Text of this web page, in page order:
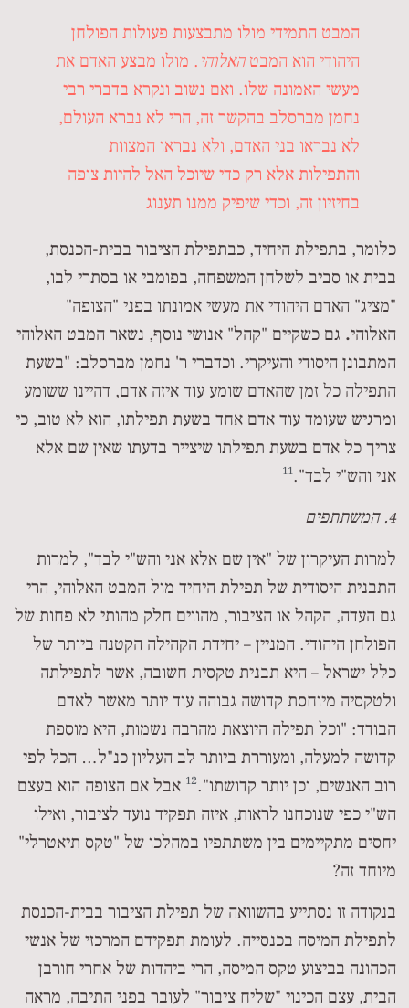
המבט התמידי מולו מתבצעות פעולות הפולחן
היהודי הוא המבטהאלוהי. מולו מבצע האדם את
מעשי האמונה שלו. ואם נשוב ונקרא בדברי רבי
נחמן מברסלב בהקשר זה, הרי לא נברא העולם,
לא נבראו בני האדם, ולא נבראו המצוות
והתפילות אלא רק כדי שיוכל האל להיות צופה
בחיזיון זה, וכדי שיפיק ממנו תענוג
כלומר, בתפילת היחיד, כבתפילת הציבור בבית-הכנסת,
בבית או סביב לשלחן המשפחה, בפומבי או בסתרי לבו,
"מציג" האדם היהודי את מעשי אמונתו בפני "הצופה"
האלוהי. גם כשקיים "קהל" אנושי נוסף, נשאר המבט האלוהי
המתבונן היסודי והעיקרי. וכדברי ר' נחמן מברסלב: "בשעת
התפילה כל זמן שהאדם שומע עוד איזה אדם, דהיינו ששומע
ומרגיש שעומד עוד אדם אחד בשעת תפילתו, הוא לא טוב, כי
צריך כל אדם בשעת תפילתו שיצייר בדעתו שאין שם אלא
אני והש"י לבד".11
4. המשתתפים
למרות העיקרון של "אין שם אלא אני והש"י לבד", למרות
התבנית היסודית של תפילת היחיד מול המבט האלוהי, הרי
גם העדה, הקהל או הציבור, מהווים חלק מהותי לא פחות של
הפולחן היהודי. המניין – יחידת הקהילה הקטנה ביותר של
כלל ישראל – היא תבנית טקסית חשובה, אשר לתפילתה
ולטקסיה מיוחסת קדושה גבוהה עוד יותר מאשר לאדם
הבודד: "וכל תפילה היוצאת מהרבה נשמות, היא מוספת
קדושה למעלה, ומעוררת ביותר לב העליון כנ"ל… הכל לפי
רוב האנשים, וכן יותר קדושתו".12 אבל אם הצופה הוא בעצם
הש"י כפי שנוכחנו לראות, איזה תפקיד נועד לציבור, ואילו
יחסים מתקיימים בין משתתפיו במהלכו של "טקס תיאטרלי"
מיוחד זה?
בנקודה זו נסתייע בהשוואה של תפילת הציבור בבית-הכנסת
לתפילת המיסה בכנסייה. לעומת תפקידם המרכזי של אנשי
הכהונה בביצוע טקס המיסה, הרי ביהדות של אחרי חורבן
הבית, עצם הכינוי "שליח ציבור" לעובר בפני התיבה, מראה